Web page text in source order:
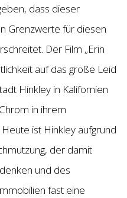
dass dieser
Grenzwerte für diesen
Der Film „Erin
auf das große Leid
Hinkley in Kalifornien
in ihrem
ist Hinkley aufgrund
der damit
und des
fast eine